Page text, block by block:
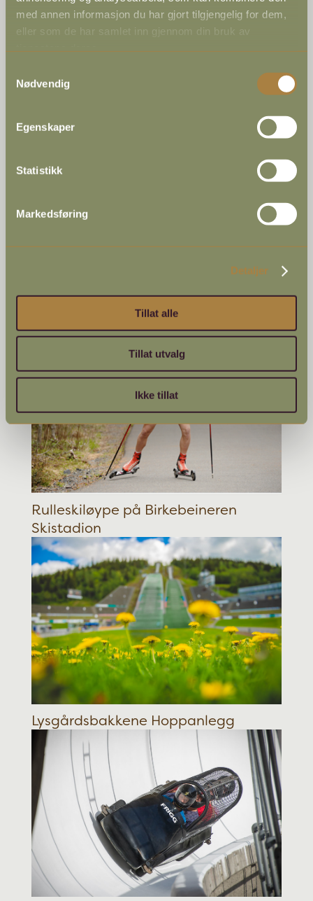
med annen informasjon du har gjort tilgjengelig for dem,
eller som de har samlet inn gjennom din bruk av
Nødvendig
Egenskaper
Statistikk
Markedsføring
Detaljer
Tillat alle
Tillat utvalg
Ikke tillat
Gondolen i Hafjell
Rulleskiløype på Birkebeineren
Skistadion
Lysgårdsbakkene Hoppanlegg